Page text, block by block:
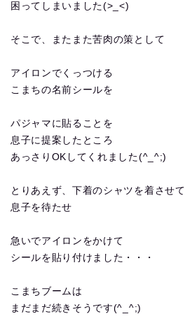
困ってしまいました(>_<)
そこで、またまた苦肉の策として
アイロンでくっつける
こまちの名前シールを
パジャマに貼ることを
息子に提案したところ
あっさりOKしてくれました(^_^;)
とりあえず、下着のシャツを着させて
息子を待たせ
急いでアイロンをかけて
シールを貼り付けました・・・
こまちブームは
まだまだ続きそうです(^_^;)